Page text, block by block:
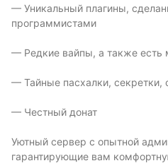
— Уникальный плагины,
программистами
— Редкие вайпы, а также есть
— Тайные пасхалки, секретки,
— Честный донат
Уютный сервер с опытной
гарантирующие вам